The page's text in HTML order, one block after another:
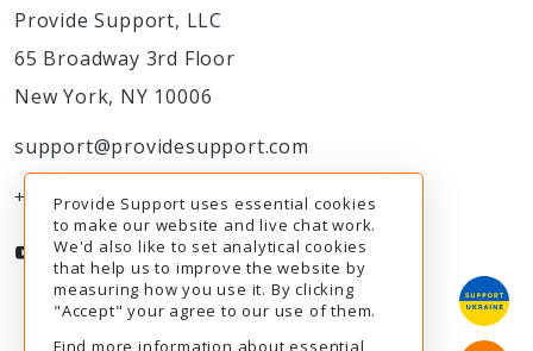
Provide Support, LLC
65 Broadway 3rd Floor
New York, NY 10006
support@providesupport.com
+1-888-777-9930
Provide Support uses essential cookies
to make our website and live chat work.
We'd also like to set analytical cookies
that help us to improve the website by
measuring how you use it. By clicking
"Accept" your agree to our use of them.
Find more information about essential